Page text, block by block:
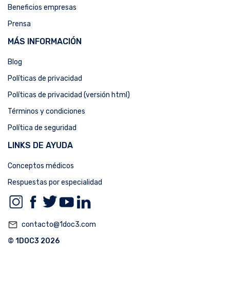
Beneficios empresas
Prensa
MÁS INFORMACIÓN
Blog
Políticas de privacidad
Políticas de privacidad (versión html)
Términos y condiciones
Política de seguridad
LINKS DE AYUDA
Conceptos médicos
Respuestas por especialidad
mail_outline contacto@1doc3.com
© 1DOC3 2026